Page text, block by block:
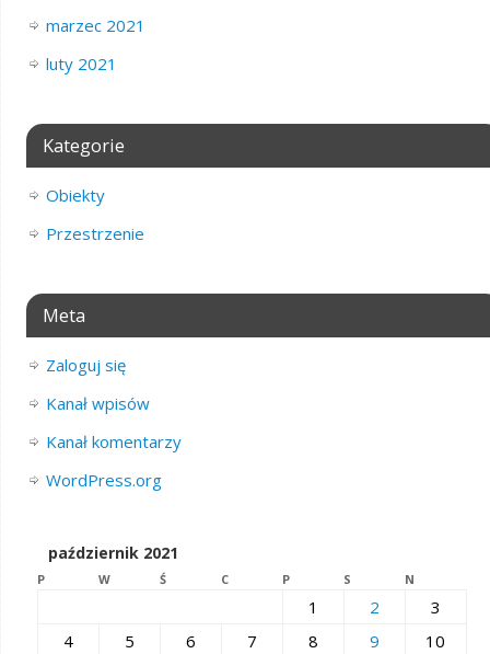
marzec 2021
luty 2021
Kategorie
Obiekty
Przestrzenie
Meta
Zaloguj się
Kanał wpisów
Kanał komentarzy
WordPress.org
październik 2021
P W Ś C P S N
1 2
3
4
5 6 7 8 9
10